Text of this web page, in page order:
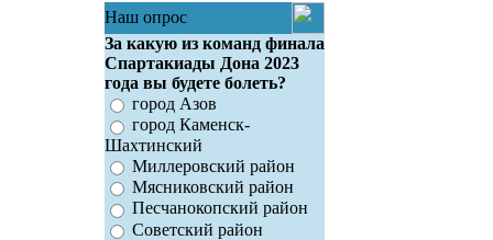
Наш опрос
За какую из команд финала
Спартакиады Дона 2023
года вы будете болеть?
город Азов
город Каменск-
Шахтинский
Миллеровский район
Мясниковский район
Песчанокопский район
Советский район